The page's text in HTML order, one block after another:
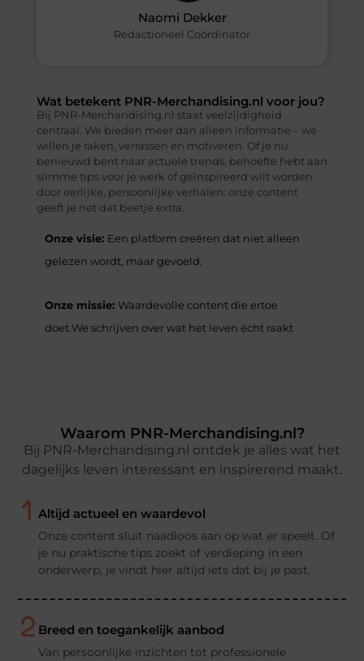
Wat betekent PNR-Merchandising.nl voor jou?
Bij PNR-Merchandising.nl staat veelzijdigheid
centraal. We bieden meer dan alleen informatie – we
willen je raken, verrassen en motiveren. Of je nu
benieuwd bent naar actuele trends, behoefte hebt aan
slimme tips voor je werk of geïnspireerd wilt worden
door eerlijke, persoonlijke verhalen: onze content
geeft je net dat beetje extra.
Onze visie: Een platform creëren dat niet alleen
gelezen wordt, maar gevoeld.
Onze missie: Waardevolle content die ertoe
doet.We schrijven over wat het leven écht raakt
Naomi Dekker​
Redactioneel Coördinator
Waarom PNR-Merchandising.nl?
Bij PNR-Merchandising.nl ontdek je alles wat het
dagelijks leven interessant en inspirerend maakt.
Altijd actueel en waardevol
Onze content sluit naadloos aan op wat er speelt. Of
je nu praktische tips zoekt of verdieping in een
onderwerp, je vindt hier altijd iets dat bij je past.
Breed en toegankelijk aanbod
Van persoonlijke inzichten tot professionele